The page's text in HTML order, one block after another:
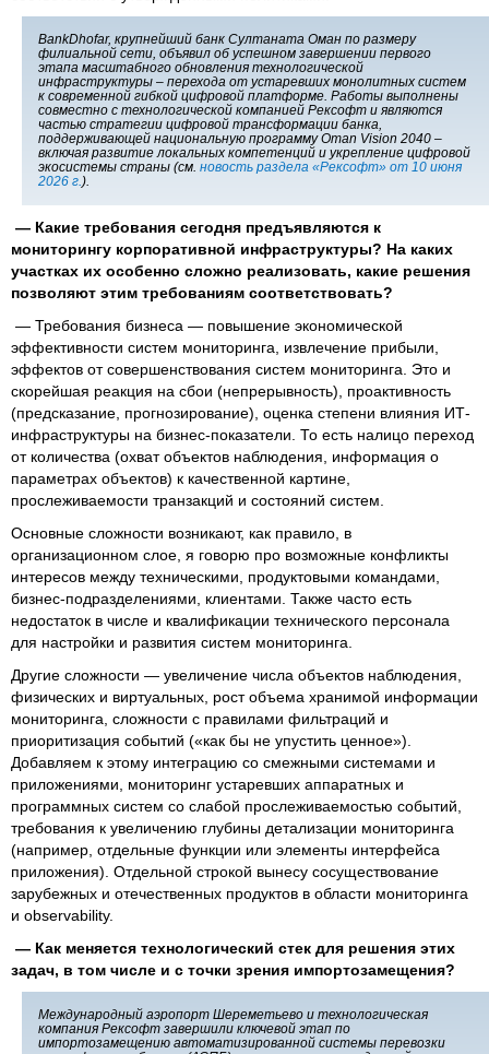
BankDhofar, крупнейший банк Султаната Оман по размеру
филиальной сети, объявил об успешном завершении первого
этапа масштабного обновления технологической
инфраструктуры – перехода от устаревших монолитных систем
к современной гибкой цифровой платформе. Работы выполнены
совместно с технологической компанией Рексофт и являются
частью стратегии цифровой трансформации банка,
поддерживающей национальную программу Oman Vision 2040 –
включая развитие локальных компетенций и укрепление цифровой
экосистемы страны (см. новость раздела «Рексофт» от 10 июня
2026 г. ).
— Какие требования сегодня предъявляются к
мониторингу корпоративной инфраструктуры? На каких
участках их особенно сложно реализовать, какие решения
позволяют этим требованиям соответствовать?
— Требования бизнеса — повышение экономической
эффективности систем мониторинга, извлечение прибыли,
эффектов от совершенствования систем мониторинга. Это и
скорейшая реакция на сбои (непрерывность), проактивность
(предсказание, прогнозирование), оценка степени влияния ИТ-
инфраструктуры на бизнес-показатели. То есть налицо переход
от количества (охват объектов наблюдения, информация о
параметрах объектов) к качественной картине,
прослеживаемости транзакций и состояний систем.
Основные сложности возникают, как правило, в
организационном слое, я говорю про возможные конфликты
интересов между техническими, продуктовыми командами,
бизнес-подразделениями, клиентами. Также часто есть
недостаток в числе и квалификации технического персонала
для настройки и развития систем мониторинга.
Другие сложности — увеличение числа объектов наблюдения,
физических и виртуальных, рост объема хранимой информации
мониторинга, сложности с правилами фильтраций и
приоритизация событий («как бы не упустить ценное»).
Добавляем к этому интеграцию со смежными системами и
приложениями, мониторинг устаревших аппаратных и
программных систем со слабой прослеживаемостью событий,
требования к увеличению глубины детализации мониторинга
(например, отдельные функции или элементы интерфейса
приложения). Отдельной строкой вынесу сосуществование
зарубежных и отечественных продуктов в области мониторинга
и observability.
— Как меняется технологический стек для решения этих
задач, в том числе и с точки зрения импортозамещения?
Международный аэропорт Шереметьево и технологическая
компания Рексофт завершили ключевой этап по
импортозамещению автоматизированной системы перевозки